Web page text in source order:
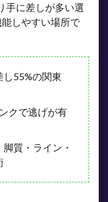
手に差しが多い選
しやすい場所で
し55%の関東
クで逃げが有
脚質・ライン・